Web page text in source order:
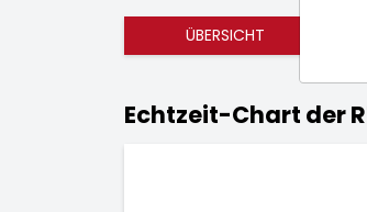
ÜBERSICHT
Echtzeit-Chart der